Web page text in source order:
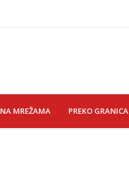
NA MREŽAMA PREKO GRANICA